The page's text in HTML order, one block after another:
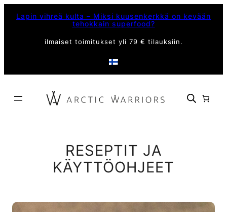
sisältöön
Lapin vihreä kulta – Miksi kuusenkerkkä on kevään
tehokkain superfood?
ilmaiset toimitukset yli 79 € tilauksiin.
RESEPTIT JA
KÄYTTÖOHJEET